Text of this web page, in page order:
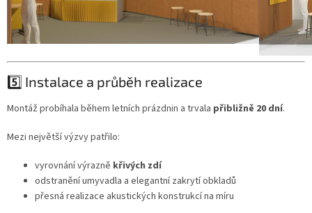
5️⃣ Instalace a průběh realizace
Montáž probíhala během letních prázdnin a trvala přibližně 20 dní.
Mezi největší výzvy patřilo:
vyrovnání výrazně křivých zdí
odstranění umyvadla a elegantní zakrytí obkladů
přesná realizace akustických konstrukcí na míru